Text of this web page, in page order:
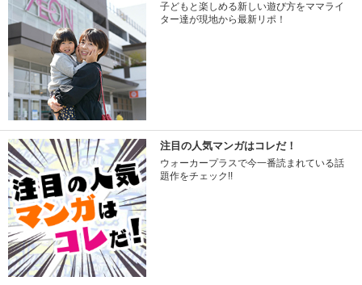
子どもと楽しめる新しい遊び方をママライ
ター達が現地から最新リポ！
注目の人気マンガはコレだ！
ウォーカープラスで今一番読まれている話
題作をチェック!!